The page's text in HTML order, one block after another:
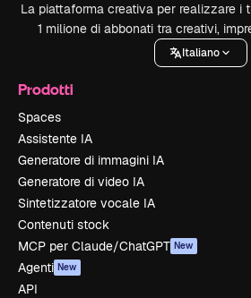
La piattaforma creativa per realizzare i
1 milione di abbonati tra creativi,
Italiano
Prodotti
Spaces
Assistente IA
Generatore di immagini IA
Generatore di video IA
Sintetizzatore vocale IA
Contenuti stock
MCP per Claude/ChatGPT New
Agenti New
API